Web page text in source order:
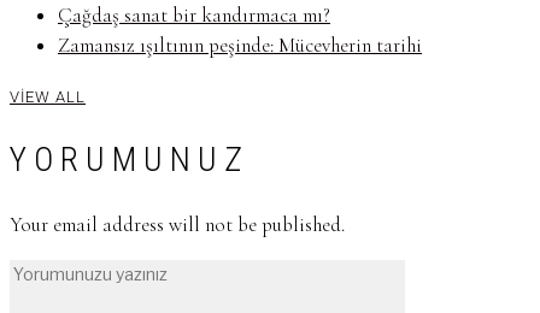
Çağdaş sanat bir kandırmaca mı?
Zamansız ışıltının peşinde: Mücevherin tarihi
VIEW ALL
YORUMUNUZ
Your email address will not be published.